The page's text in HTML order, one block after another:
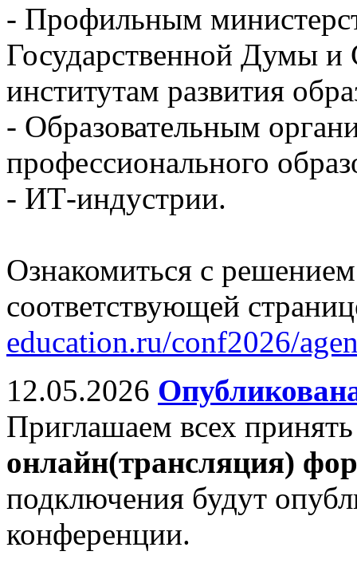
- Профильным
Государственной Думы
институтам развития
- Образовательным
профессионального
- ИТ-индустрии.
Ознакомиться с
соответствующей
education.ru/conf2026/
12.05.2026
Приглашаем всех принять
онлайн(трансляция)
подключения будут
конференции.